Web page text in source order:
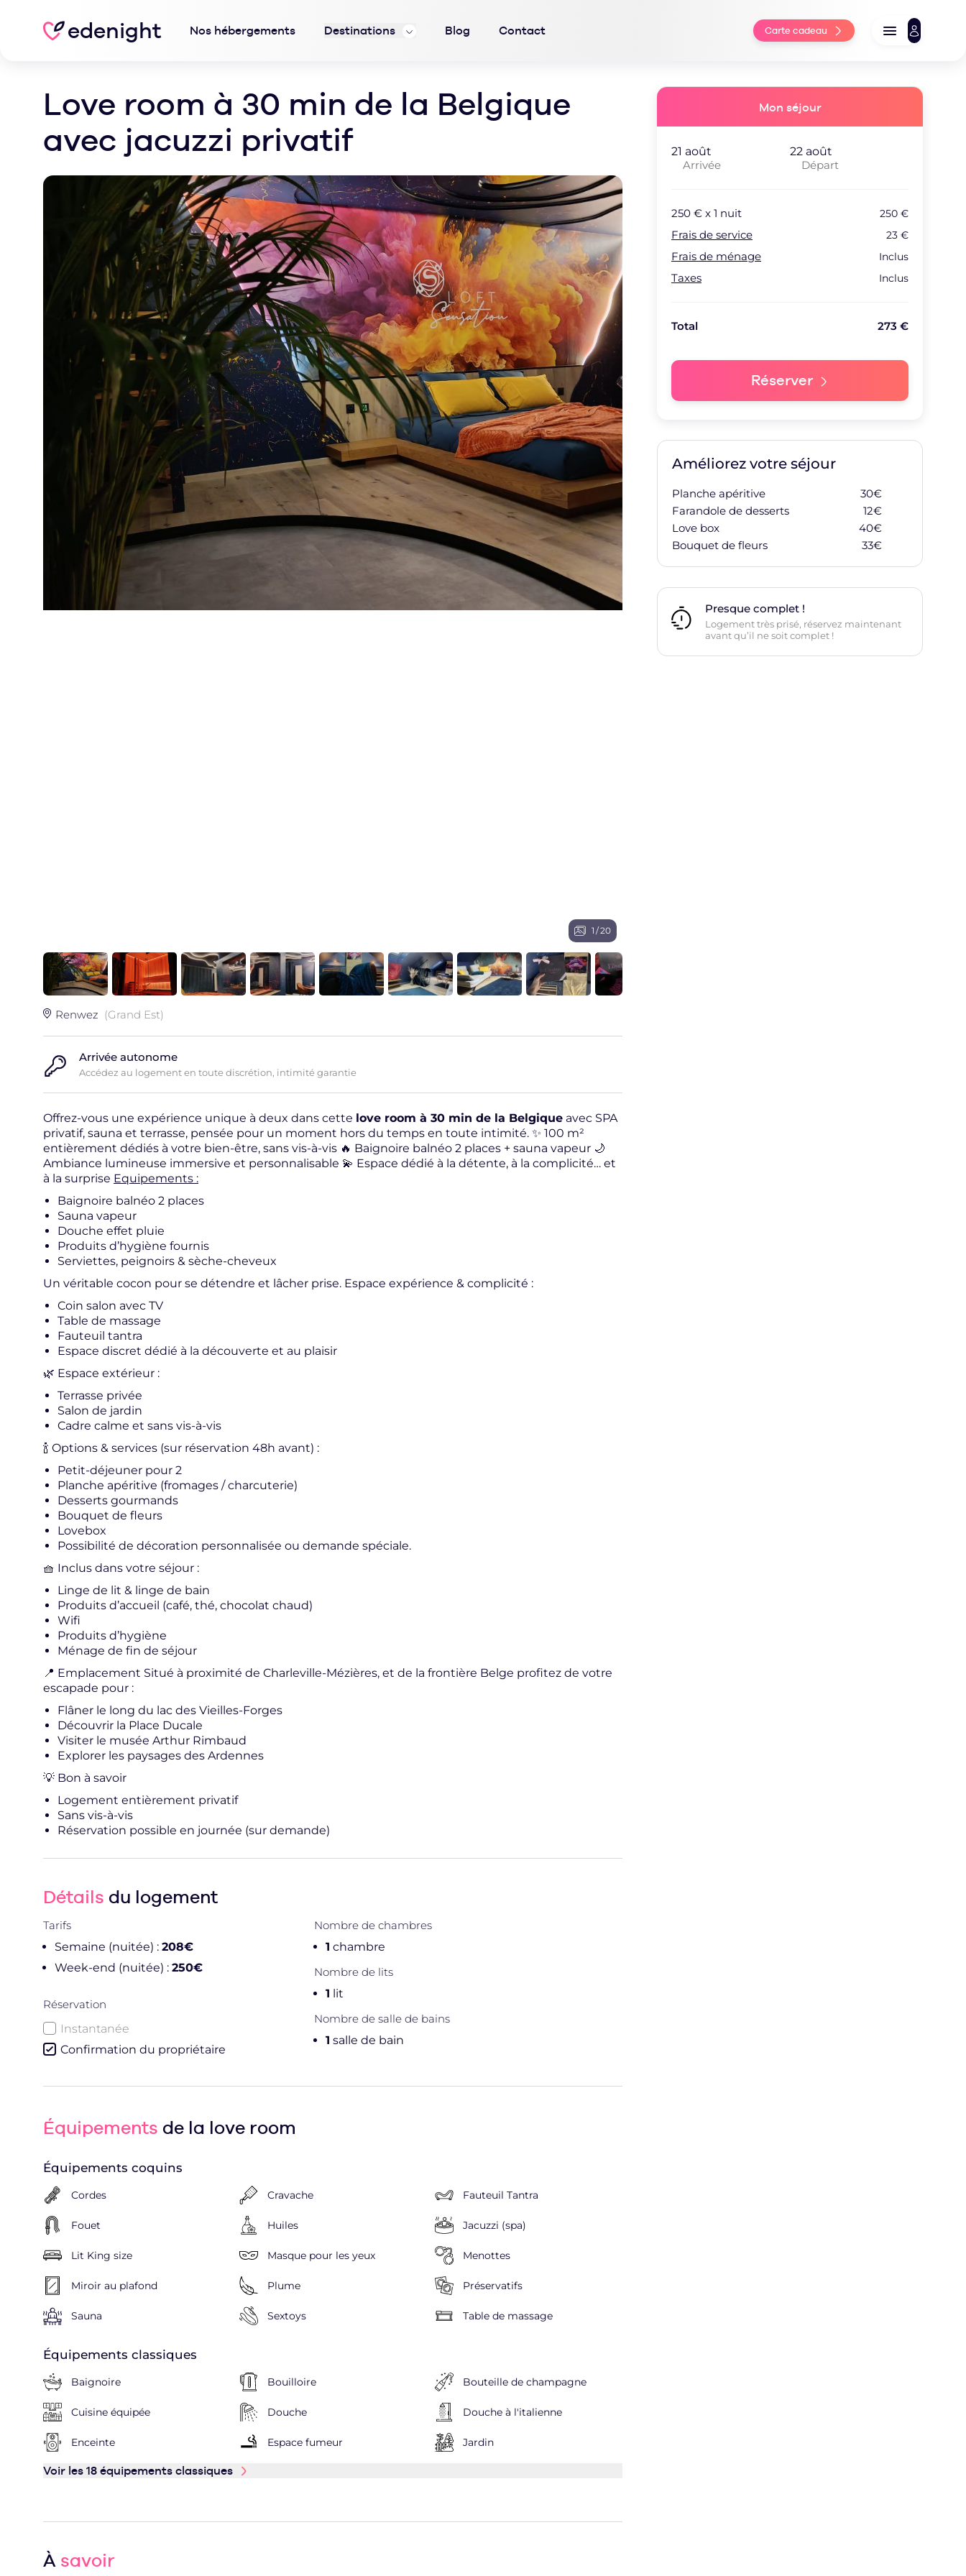
edenight Nos hébergements Destinations Blog Contact Carte cadeau
1 /20
Love room à 30 min de la Belgique
avec jacuzzi privatif
Renwez (Grand Est)
Arrivée autonome
Accédez au logement en toute discrétion, intimité garantie
Équipements de la love room
Équipements coquins
Cordes Cravache Fauteuil Tantra
Fouet Huiles Jacuzzi (spa)
Lit King size Masque pour les yeux Menottes
Miroir au plafond Plume Préservatifs
Sauna Sextoys Table de massage
Équipements classiques
Baignoire Bouilloire Bouteille de champagne
Cuisine équipée Douche Douche à l'italienne
Enceinte Espace fumeur Jardin
Voir les 18 équipements classiques
Offrez-vous une expérience unique à deux dans cette love room à 30 min de la Belgique avec SPA
privatif, sauna et terrasse, pensée pour un moment hors du temps en toute intimité. ✨ 100 m²
entièrement dédiés à votre bien-être, sans vis-à-vis 🔥 Baignoire balnéo 2 places + sauna vapeur 🌙
Ambiance lumineuse immersive et personnalisable 💫 Espace dédié à la détente, à la complicité… et
à la surprise Equipements :
Baignoire balnéo 2 places
Sauna vapeur
Douche effet pluie
Produits d’hygiène fournis
Serviettes, peignoirs & sèche-cheveux
Un véritable cocon pour se détendre et lâcher prise. Espace expérience & complicité :
Coin salon avec TV
Table de massage
Fauteuil tantra
Espace discret dédié à la découverte et au plaisir
🌿 Espace extérieur :
Terrasse privée
Salon de jardin
Cadre calme et sans vis-à-vis
🍾 Options & services (sur réservation 48h avant) :
Petit-déjeuner pour 2
Planche apéritive (fromages / charcuterie)
Desserts gourmands
Bouquet de fleurs
Lovebox
Possibilité de décoration personnalisée ou demande spéciale.
🧺 Inclus dans votre séjour :
Linge de lit & linge de bain
Produits d’accueil (café, thé, chocolat chaud)
Wifi
Produits d’hygiène
Ménage de fin de séjour
📍 Emplacement Situé à proximité de Charleville-Mézières, et de la frontière Belge profitez de votre
escapade pour :
Flâner le long du lac des Vieilles-Forges
Découvrir la Place Ducale
Visiter le musée Arthur Rimbaud
Explorer les paysages des Ardennes
💡 Bon à savoir
Logement entièrement privatif
Sans vis-à-vis
Réservation possible en journée (sur demande)
Détails du logement
Tarifs
Semaine (nuitée) : 208€
Week-end (nuitée) : 250€
Réservation
Instantanée
Confirmation du propriétaire
Nombre de chambres
1 chambre
Nombre de lits
1 lit
Nombre de salle de bains
1 salle de bain
À savoir
Mon séjour
Arrivée Départ
250 € x 1 nuit 250 €
Frais de service 23 €
Frais de ménage Inclus
Taxes Inclus
Total 273 €
Réserver
Améliorez votre séjour
Planche apéritive 30€
Farandole de desserts
12€
Love box
40€
Bouquet de fleurs
33€
Presque complet !
Logement très prisé, réservez maintenant
avant qu’il ne soit complet !